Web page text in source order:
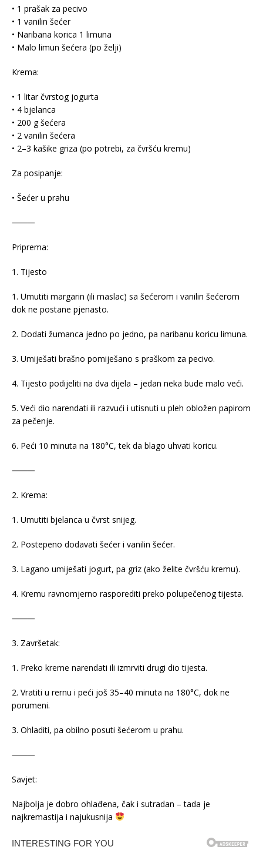
• 1 prašak za pecivo
• 1 vanilin šećer
• Naribana korica 1 limuna
• Malo limun šećera (po želji)
Krema:
• 1 litar čvrstog jogurta
• 4 bjelanca
• 200 g šećera
• 2 vanilin šećera
• 2–3 kašike griza (po potrebi, za čvršću kremu)
Za posipanje:
• Šećer u prahu
⸻
Priprema:
1. Tijesto
1. Umutiti margarin (ili maslac) sa šećerom i vanilin šećerom
dok ne postane pjenasto.
2. Dodati žumanca jedno po jedno, pa naribanu koricu limuna.
3. Umiješati brašno pomiješano s praškom za pecivo.
4. Tijesto podijeliti na dva dijela – jedan neka bude malo veći.
5. Veći dio narendati ili razvući i utisnuti u pleh obložen papirom
za pečenje.
6. Peći 10 minuta na 180°C, tek da blago uhvati koricu.
⸻
2. Krema:
1. Umutiti bjelanca u čvrst snijeg.
2. Postepeno dodavati šećer i vanilin šećer.
3. Lagano umiješati jogurt, pa griz (ako želite čvršću kremu).
4. Kremu ravnomjerno rasporediti preko polupečenog tijesta.
⸻
3. Završetak:
1. Preko kreme narendati ili izmrviti drugi dio tijesta.
2. Vratiti u rernu i peći još 35–40 minuta na 180°C, dok ne
porumeni.
3. Ohladiti, pa obilno posuti šećerom u prahu.
⸻
Savjet:
Najbolja je dobro ohlađena, čak i sutradan – tada je
najkremastija i najukusnija